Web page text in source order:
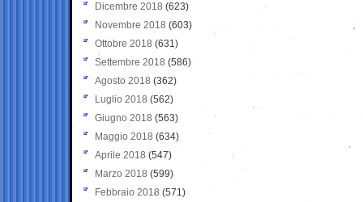
Dicembre 2018 (623)
Novembre 2018 (603)
Ottobre 2018 (631)
Settembre 2018 (586)
Agosto 2018 (362)
Luglio 2018 (562)
Giugno 2018 (563)
Maggio 2018 (634)
Aprile 2018 (547)
Marzo 2018 (599)
Febbraio 2018 (571)